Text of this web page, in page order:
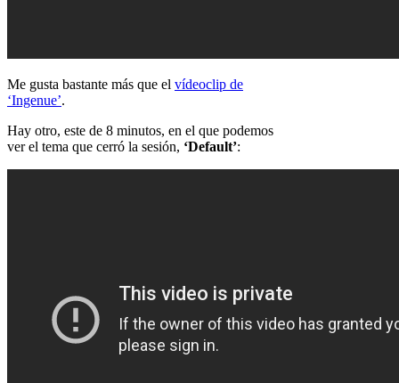
Me gusta bastante más que el vídeoclip de
‘Ingenue’.
Hay otro, este de 8 minutos, en el que podemos
ver el tema que cerró la sesión, ‘Default’: